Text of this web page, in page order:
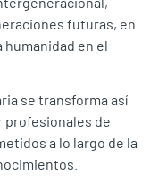
futuras, en
humanidad en el
se transforma así
profesionales de
a lo largo de la